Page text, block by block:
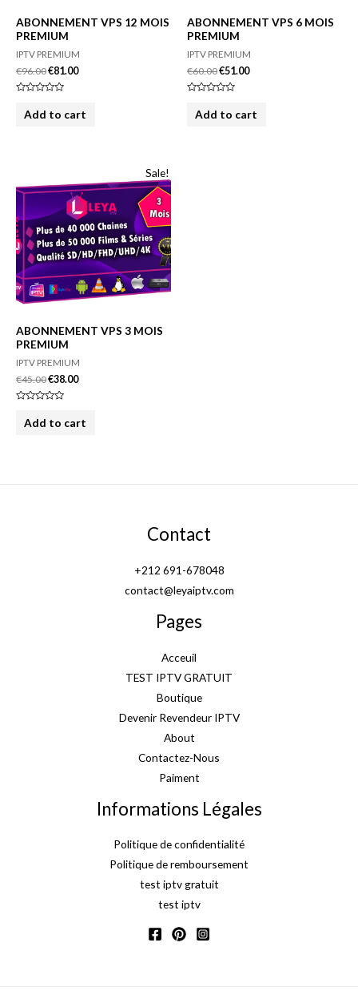
ABONNEMENT VPS 12 MOIS
PREMIUM
IPTV PREMIUM
€96.00€81.00
outAdd to cart
ABONNEMENT VPS 6 MOIS
PREMIUM
IPTV PREMIUM
€60.00€51.00
outAdd to cart
Sale!
ABONNEMENT VPS 3 MOIS
PREMIUM
IPTV PREMIUM
€45.00€38.00
outAdd to cart
Contact
+212 691-678048
contact@leyaiptv.com
Pages
Acceuil
TEST IPTV GRATUIT
Boutique
Devenir Revendeur IPTV
About
Contactez-Nous
Paiment
Informations Légales
Politique de confidentialité
Politique de remboursement
test iptv gratuit
test iptv